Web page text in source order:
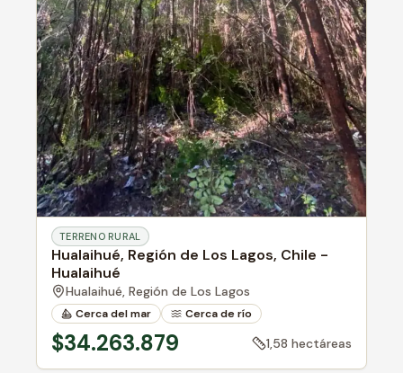
TERRENO RURAL
Hualaihué, Región de Los Lagos, Chile -
Hualaihué
Hualaihué, Región de Los Lagos
Cerca del mar
Cerca de río
Bosque nativo
$34.263.879 1,58 hectáreas